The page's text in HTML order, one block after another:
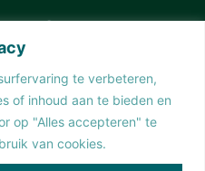
te verbeteren,
of inhoud aan te bieden en
op "Alles accepteren" te
van cookies.